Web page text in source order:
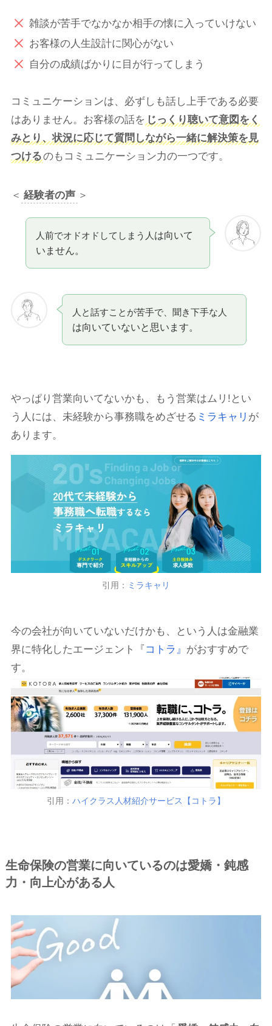
雑談が苦手でなかなか相手の懐に入っていけない
お客様の人生設計に関心がない
自分の成績ばかりに目が行ってしまう
コミュニケーションは、必ずしも話し上手である必要
はありません。お客様の話を じっくり聴いて意図をく
みとり、状況に応じて質問しながら一緒に解決策を見
つけるのもコミュニケーション力の一つです。
＜ 経験者の声 ＞
人前でオドオドしてしまう人 は向いて
いません。
人と話すことが苦手で、聞き下手な人
は向いていないと思います。
やっぱり営業向いてないかも、もう営業はムリ!とい
う人には、未経験から事務職をめざせる ミラキャリ が
あります。
引用： ミラキャリ
今の会社が向いていないだけかも、という人は金融業
界に特化したエージェント『 コトラ』 がおすすめで
す。
引用： ハイクラス人材紹介サービス【コトラ】
生命保険の営業に向いているのは愛嬌・鈍感
力・向上心がある人